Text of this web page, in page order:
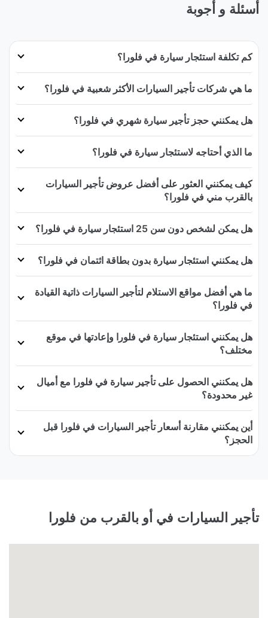
أسئلة و أجوبة
كم تكلفة استئجار سيارة في فلورا؟
ما هي شركات تأجير السيارات الأكثر شعبية في فلورا؟
هل يمكنني حجز تأجير سيارة شهري في فلورا؟
ما الذي أحتاجه لاستئجار سيارة في فلورا؟
كيف يمكنني العثور على أفضل عروض تأجير السيارات
بالقرب مني في فلورا؟
هل يمكن لشخص دون سن 25 استئجار سيارة في فلورا؟
هل يمكنني استئجار سيارة بدون بطاقة ائتمان في فلورا؟
ما هي أفضل مواقع الاستلام لتأجير السيارات ذاتية القيادة
في فلورا؟
هل يمكنني استئجار سيارة في فلورا وإعادتها في موقع
مختلف؟
هل يمكنني الحصول على تأجير سيارة في فلورا مع أميال
غير محدودة؟
أين يمكنني مقارنة أسعار تأجير السيارات في فلورا قبل
الحجز؟
تأجير السيارات في أو بالقرب من فلورا